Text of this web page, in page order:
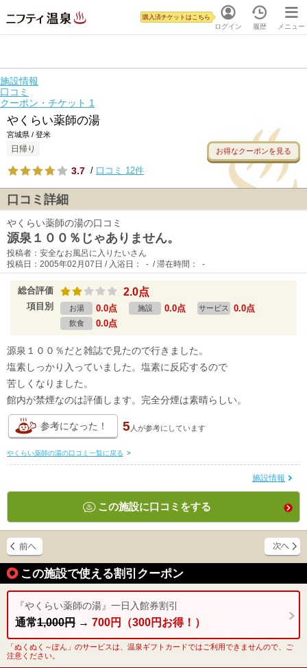
ログイン
購入済チケットはこちら
履歴 メニュー
施設情報
口コミ
クーポン・チケット 1
やくらい薬師の湯
宮城県 / 登米
日帰り お得なクーポンを見る
3.7 / 口コミ 12件
口コミ詳細
やくらい薬師の湯の口コミ
源泉１００％じゃありません。
投稿者：安全なお風呂に入りたいさん
投稿日：2005年02月07日 / 入浴日： - / 滞在時間： -
総合評価 2.0点
項目別 お湯 0.0点 施設 0.0点 サービス 0.0点
飲食 0.0点
源泉１００％だと雑誌で見たので行きました。
塩素しっかり入っていました。塩素に反応するので
苦しくなりました。
館内が禁煙なのは評価します。完全分煙は素晴らしい。
参考になった！ 5 人が参考にしています
やくらい薬師の湯の口コミ一覧に戻る >
施設情報
この施設に口コミをする
この施設で使える割引クーポン
『やくらい薬師の湯』一日入館券割引
通常1,000円 → 700円（300円お得！）
「ぬくぬく～ぽん」のサービスは、温泉ギフトカードではご利用できませんので、ご
注意ください。